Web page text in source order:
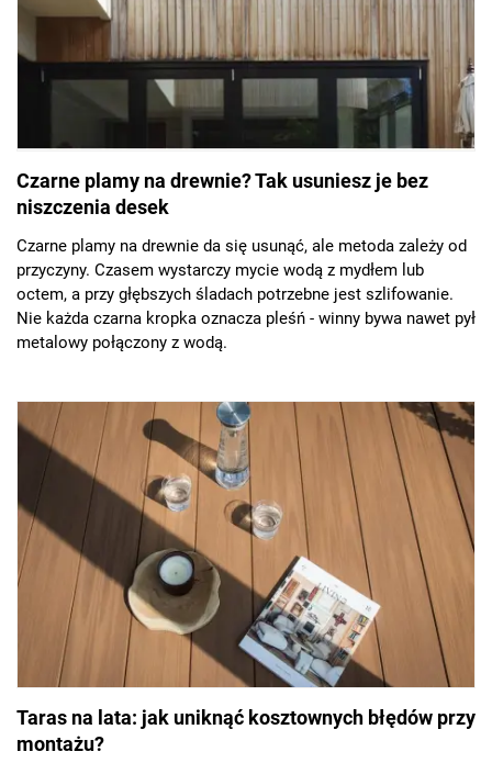
Czarne plamy na drewnie? Tak usuniesz je bez
niszczenia desek
Czarne plamy na drewnie da się usunąć, ale metoda zależy od
przyczyny. Czasem wystarczy mycie wodą z mydłem lub
octem, a przy głębszych śladach potrzebne jest szlifowanie.
Nie każda czarna kropka oznacza pleśń - winny bywa nawet pył
metalowy połączony z wodą.
Taras na lata: jak uniknąć kosztownych błędów przy
montażu?